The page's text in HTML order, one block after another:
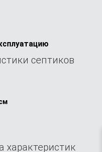
септиков
характеристик